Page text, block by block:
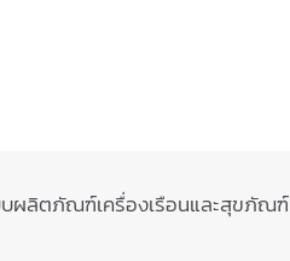
ผลิตภัณฑ์เครื่องเรือนและสุขภัณฑ์